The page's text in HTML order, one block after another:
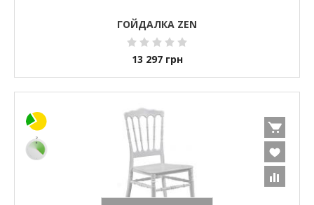
ГОЙДАЛКА ZEN
13 297 грн